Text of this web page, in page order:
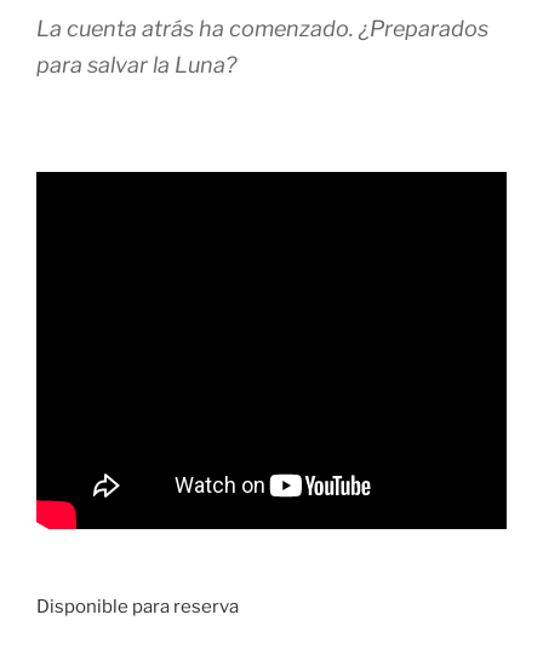
La cuenta atrás ha comenzado. ¿Preparados
para salvar la Luna?
Disponible para reserva